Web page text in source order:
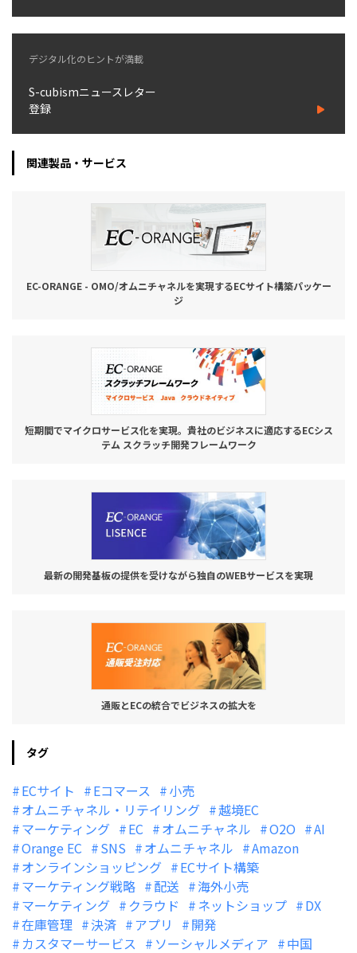
デジタル化のヒントが満載
S-cubismニュースレター
登録
関連製品・サービス
EC-ORANGE - OMO/オムニチャネルを実現するECサイト構築パッケー
ジ
短期間でマイクロサービス化を実現。貴社のビジネスに適応するECシス
テム スクラッチ開発フレームワーク
最新の開発基板の提供を受けながら独自のWEBサービスを実現
通販とECの統合でビジネスの拡大を
タグ
ECサイト Eコマース
小売
オムニチャネル・リテイリング
越境EC
マーケティング
EC オムニチャネル O2O
AI
Orange EC
SNS オムニチャネル
Amazon
オンラインショッピング
ECサイト構築
マーケティング戦略
配送
海外小売
マーケティング
クラウド ネットショップ
DX
在庫管理
決済 アプリ
開発
カスタマーサービス
ソーシャルメディア
中国